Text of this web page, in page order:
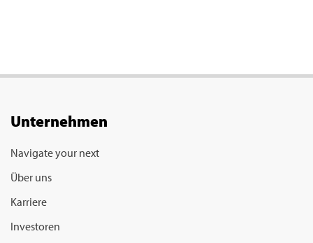
Unternehmen
Navigate your next
Über uns
Karriere
Investoren